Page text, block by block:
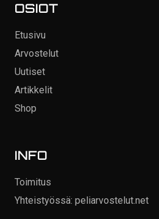
OSIOT
Etusivu
Arvostelut
Uutiset
Artikkelit
Shop
INFO
Toimitus
Yhteistyössä: peliarvostelut.net